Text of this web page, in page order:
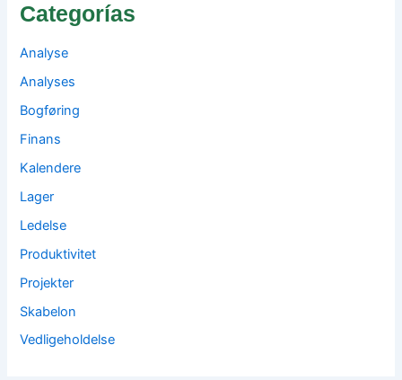
Categorías
Analyse
Analyses
Bogføring
Finans
Kalendere
Lager
Ledelse
Produktivitet
Projekter
Skabelon
Vedligeholdelse